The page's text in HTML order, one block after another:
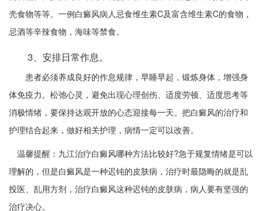
壳食物等等。一例白癜风病人忌食维生素C及富含维生素C的食物，
忌酒等辛辣食物，海味等禁食。
3、安排日常作息。
患者必须养成良好的作息规律，早睡早起，锻炼身体，增强身
体免疫力。松弛心灵，避免出现心理创伤、适度劳顿、适度思考等
消极情绪，要保持达观开放的心态迎接每一天。把白癜风的治疗和
护理结合起来，做好相关护理，病情一定可以改善。
温馨提醒：九江治疗白癜风哪种方法比较好?急于规复情绪是可以
理解的，但是白癜风是一种迟钝的皮肤病，治疗时最隐晦的就是乱
投医、乱用方剂，治疗白癜风这种迟钝的皮肤病，病人要有坚强的
治疗决心。